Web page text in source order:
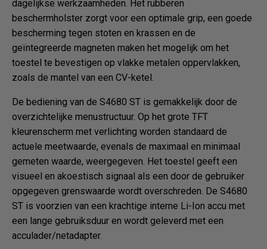
dagelijkse werkzaamheden. Het rubberen
beschermholster zorgt voor een optimale grip, een goede
bescherming tegen stoten en krassen en de
geïntegreerde magneten maken het mogelijk om het
toestel te bevestigen op vlakke metalen oppervlakken,
zoals de mantel van een CV-ketel.
De bediening van de S4680 ST is gemakkelijk door de
overzichtelijke menustructuur. Op het grote TFT
kleurenscherm met verlichting worden standaard de
actuele meetwaarde, evenals de maximaal en minimaal
gemeten waarde, weergegeven. Het toestel geeft een
visueel en akoestisch signaal als een door de gebruiker
opgegeven grenswaarde wordt overschreden. De S4680
ST is voorzien van een krachtige interne Li-Ion accu met
een lange gebruiksduur en wordt geleverd met een
acculader/netadapter.